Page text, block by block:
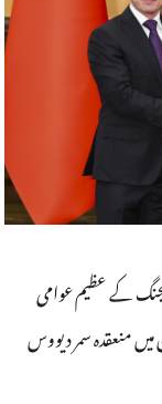
کے عظیم عوامی
منعقدہ سمر دیووس